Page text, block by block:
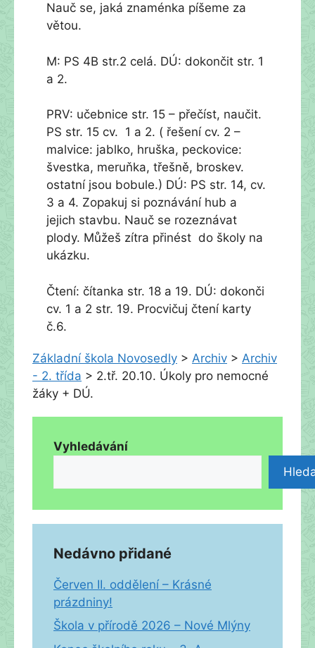
Nauč se, jaká znaménka píšeme za
větou.
M: PS 4B str.2 celá. DÚ: dokončit str. 1
a 2.
PRV: učebnice str. 15 – přečíst, naučit.
PS str. 15 cv. 1 a 2. ( řešení cv. 2 –
malvice: jablko, hruška, peckovice:
švestka, meruňka, třešně, broskev.
ostatní jsou bobule.) DÚ: PS str. 14, cv.
3 a 4. Zopakuj si poznávání hub a
jejich stavbu. Nauč se rozeznávat
plody. Můžeš zítra přinést do školy na
ukázku.
Čtení: čítanka str. 18 a 19. DÚ: dokonči
cv. 1 a 2 str. 19. Procvičuj čtení karty
č.6.
Základní škola Novosedly > Archiv > Archiv
- 2. třída > 2.tř. 20.10. Úkoly pro nemocné
žáky + DÚ.
Vyhledávání
Nedávno přidané
Červen II. oddělení – Krásné
prázdniny!
Škola v přírodě 2026 – Nové Mlýny